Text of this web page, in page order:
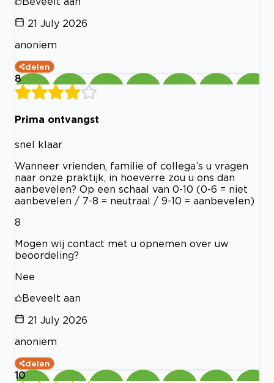
21 July 2026
anoniem
delen
8
Prima ontvangst
snel klaar
Wanneer vrienden, familie of collega’s u vragen
naar onze praktijk, in hoeverre zou u ons dan
aanbevelen? Op een schaal van 0-10 (0-6 = niet
aanbevelen / 7-8 = neutraal / 9-10 = aanbevelen)
8
Mogen wij contact met u opnemen over uw
beoordeling?
Nee
Beveelt aan
21 July 2026
anoniem
delen
10